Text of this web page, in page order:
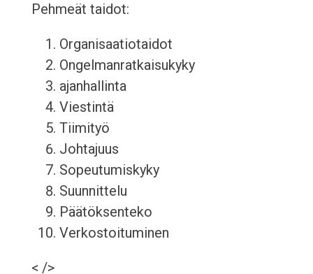
Pehmeät taidot:
Organisaatiotaidot
Ongelmanratkaisukyky
ajanhallinta
Viestintä
Tiimityö
Johtajuus
Sopeutumiskyky
Suunnittelu
Päätöksenteko
Verkostoituminen
< />